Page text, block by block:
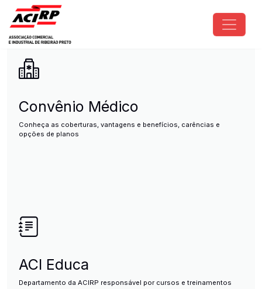
Pular para o conteúdo principal
ACIRP - Associação Comercial
Convênio Médico
Conheça as coberturas, vantagens e benefícios, carências e
opções de planos
ACI Educa
Departamento da ACIRP responsável por cursos e treinamentos